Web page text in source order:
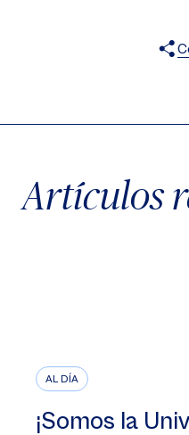
Artículos
AL DÍA
¡Somos la